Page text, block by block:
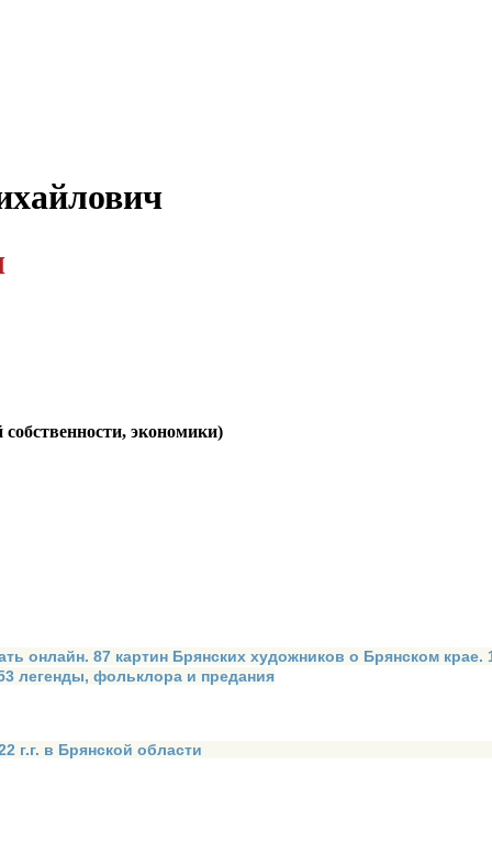
экономики)
онлайн. 87 картин Брянских художников о Брянском
легенды, фольклора и предания
г.г. в Брянской области